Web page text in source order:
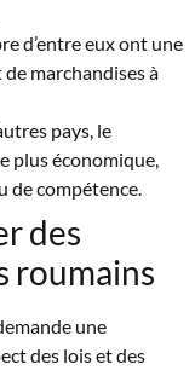
d’entre eux ont une
marchandises à
pays, le
plus économique,
compétence.
des
roumains
une
des lois et des